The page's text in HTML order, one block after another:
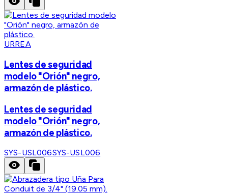
URREA
Lentes de seguridad
modelo "Orión" negro,
armazón de plástico.
Lentes de seguridad
modelo "Orión" negro,
armazón de plástico.
SYS-USL006SYS-USL006